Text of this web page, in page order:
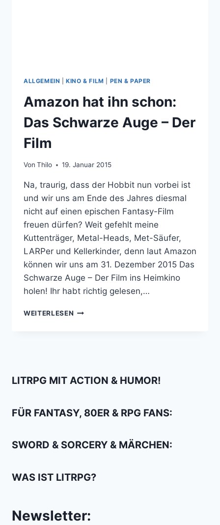
ALLGEMEIN |KINO & FILM PEN & PAPER
Amazon hat ihn schon:
Das Schwarze Auge – Der
Film
Von Thilo 19. Januar 2015
Na, traurig, dass der Hobbit nun vorbei ist
und wir uns am Ende des Jahres diesmal
nicht auf einen epischen Fantasy-Film
freuen dürfen? Weit gefehlt meine
Kuttenträger, Metal-Heads, Met-Säufer,
LARPer und Kellerkinder, denn laut Amazon
können wir uns am 31. Dezember 2015 Das
Schwarze Auge – Der Film ins Heimkino
holen! Ihr habt richtig gelesen,…
WEITERLESEN AMAZON
–
LITRPG MIT ACTION & HUMOR!
FÜR FANTASY, 80ER & RPG FANS:
SWORD & SORCERY & MÄRCHEN:
WAS IST LITRPG?
Newsletter: